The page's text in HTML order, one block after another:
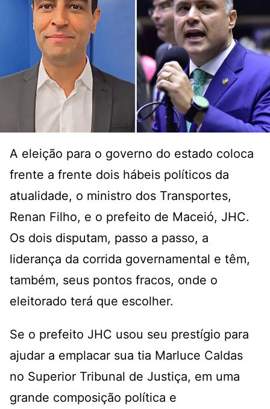
A eleição para o governo do estado coloca
frente a frente dois hábeis políticos da
atualidade, o ministro dos Transportes,
Renan Filho, e o prefeito de Maceió, JHC.
Os dois disputam, passo a passo, a
liderança da corrida governamental e têm,
também, seus pontos fracos, onde o
eleitorado terá que escolher.
Se o prefeito JHC usou seu prestígio para
ajudar a emplacar sua tia Marluce Caldas
no Superior Tribunal de Justiça, em uma
grande composição política e